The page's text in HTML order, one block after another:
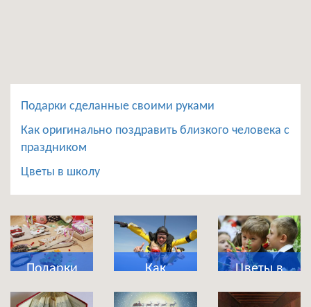
Подарки сделанные своими руками
Как оригинально поздравить близкого человека с
праздником
Цветы в школу
Подарки
сделанные
Как
оригинально
Цветы в
школу